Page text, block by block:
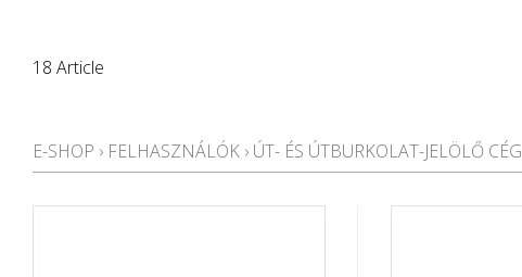
18 Article
E-SHOP › FELHASZNÁLÓK › ÚT- ÉS ÚTBURKOLAT-JELÖLŐ CÉG